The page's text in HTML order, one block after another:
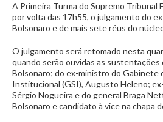
A Primeira Turma do Supremo Tribunal
por volta das 17h55, o julgamento do
Bolsonaro e de mais sete réus do
O julgamento será retomado nesta
quando serão ouvidas as sustentações
Bolsonaro; do ex-ministro do Gabinete
Institucional (GSI), Augusto Heleno;
Sérgio Nogueira e do general Braga
Bolsonaro e candidato à vice na chapa